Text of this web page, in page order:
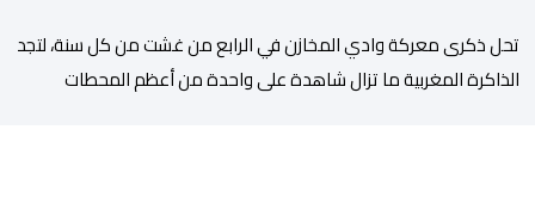
تحل ذكرى معركة وادي المخازن في الرابع من غشت من كل سنة، لتجد
الذاكرة المغربية ما تزال شاهدة على واحدة من أعظم المحطات